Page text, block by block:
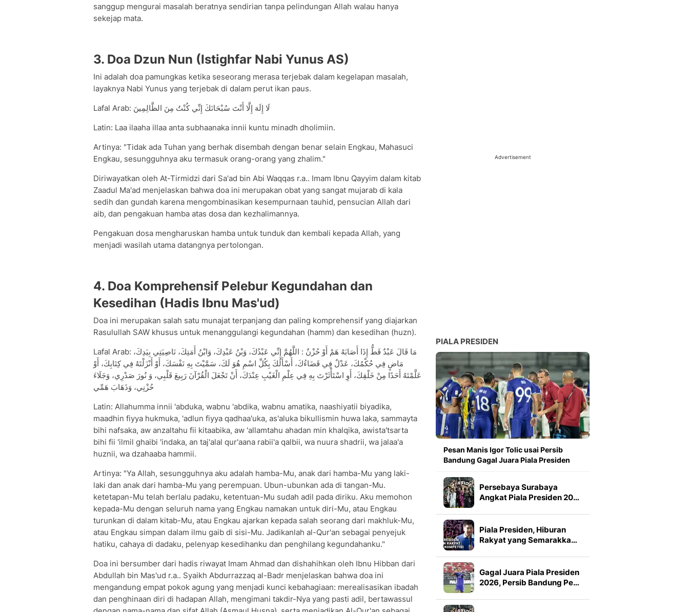
sanggup mengurai masalah beratnya sendirian tanpa pelindungan Allah walau hanya
sekejap mata.
3. Doa Dzun Nun (Istighfar Nabi Yunus AS)
Ini adalah doa pamungkas ketika seseorang merasa terjebak dalam kegelapan masalah,
layaknya Nabi Yunus yang terjebak di dalam perut ikan paus.
Lafal Arab: لَا إِلَهَ إِلَّا أَنْتَ سُبْحَانَكَ إِنِّي كُنْتُ مِنَ الظَّالِمِينَ
Latin: Laa ilaaha illaa anta subhaanaka innii kuntu minadh dholimiin.
Artinya: "Tidak ada Tuhan yang berhak disembah dengan benar selain Engkau, Mahasuci
Engkau, sesungguhnya aku termasuk orang-orang yang zhalim."
Diriwayatkan oleh At-Tirmidzi dari Sa'ad bin Abi Waqqas r.a.. Imam Ibnu Qayyim dalam kitab
Zaadul Ma'ad menjelaskan bahwa doa ini merupakan obat yang sangat mujarab di kala
sedih dan gundah karena mengombinasikan kesempurnaan tauhid, pensucian Allah dari
aib, dan pengakuan hamba atas dosa dan kezhalimannya.
Pengakuan dosa mengharuskan hamba untuk tunduk dan kembali kepada Allah, yang
menjadi wasilah utama datangnya pertolongan.
4. Doa Komprehensif Pelebur Kegundahan dan
Kesedihan (Hadis Ibnu Mas'ud)
Doa ini merupakan salah satu munajat terpanjang dan paling komprehensif yang diajarkan
Rasulullah SAW khusus untuk menanggulangi kegundahan (hamm) dan kesedihan (huzn).
Lafal Arab: مَا قَالَ عَبْدٌ قَطُّ إِذَا أَصَابَهُ هَمْ أَوْ حُزْنٌ : اللَّهُمَّ إِنِّي عَبْدُكَ، وَبْنُ عَبْدِكَ، وَابْنُ أَمَتِكَ، نَاصِيَتِي بِيَدِكَ،
مَاضٍ فِي حُكْمُكَ، عَدْلٌ فِي قَضَاءُكَ، أَسْأَلُكَ بِكُلِّ اسْمِ هُوَ لَكَ، سَمَّيْتَ بِهِ نَفْسَكَ، أَوْ أَنْزَلْتَهُ فِي كِتَابِكَ، أَوْ
عَلَّمْتَهُ أَحَدًا مِنْ خَلْقِكَ، أَوِ اسْتَأْثَرْتَ بِهِ فِي عِلْمِ الْغَيْبِ عِنْدَكَ، أَنْ تَجْعَلَ الْقُرْآنَ رَبِيعَ قَلْبِي، وَ نُورَ صَدْرِي، وَجَلَاءَ
حُزْنِي، وَذَهَابَ هَمِّي
Latin: Allahumma innii 'abduka, wabnu 'abdika, wabnu amatika, naashiyatii biyadika,
maadhin fiyya hukmuka, 'adlun fiyya qadhaa'uka, as'aluka bikullismin huwa laka, sammayta
bihi nafsaka, aw anzaltahu fii kitaabika, aw 'allamtahu ahadan min khalqika, awista'tsarta
bihi fii 'ilmil ghaibi 'indaka, an taj'alal qur'aana rabii'a qalbii, wa nuura shadrii, wa jalaa'a
huznii, wa dzahaaba hammii.
Artinya: "Ya Allah, sesungguhnya aku adalah hamba-Mu, anak dari hamba-Mu yang laki-
laki dan anak dari hamba-Mu yang perempuan. Ubun-ubunkan ada di tangan-Mu.
ketetapan-Mu telah berlalu padaku, ketentuan-Mu sudah adil pada diriku. Aku memohon
kepada-Mu dengan seluruh nama yang Engkau namakan untuk diri-Mu, atau Engkau
turunkan di dalam kitab-Mu, atau Engkau ajarkan kepada salah seorang dari makhluk-Mu,
atau Engkau simpan dalam ilmu gaib di sisi-Mu. Jadikanlah al-Qur'an sebagai penyejuk
hatiku, cahaya di dadaku, pelenyap kesedihanku dan penghilang kegundahanku."
Doa ini bersumber dari hadis riwayat Imam Ahmad dan dishahihkan oleh Ibnu Hibban dari
Abdullah bin Mas'ud r.a.. Syaikh Abdurrazzaq al-Badr menjelaskan bahwa doa ini
mengandung empat pokok agung yang menjadi kunci kebahagiaan: merealisasikan ibadah
dan penghinaan diri di hadapan Allah, mengimani takdir-Nya yang pasti adil, bertawassul
Advertisement
PIALA PRESIDEN
Pesan Manis Igor Tolic usai Persib
Bandung Gagal Juara Piala Presiden
Persebaya Surabaya
Angkat Piala Presiden 20…
Piala Presiden, Hiburan
Rakyat yang Semarakka…
Gagal Juara Piala Presiden
2026, Persib Bandung Pe…